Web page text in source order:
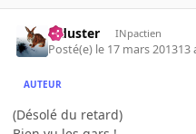
Tiduster INpactien
Posté(e) le 17 mars 201313
AUTEUR
(Désolé du retard)